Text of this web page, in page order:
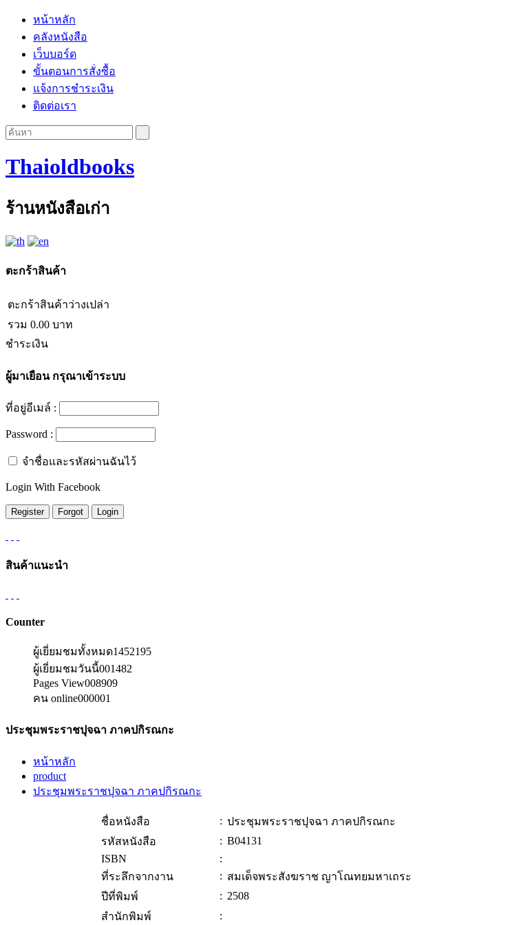
หน้าหลัก
คลังหนังสือ
เว็บบอร์ด
ขั้นตอนการสั่งซื้อ
แจ้งการชำระเงิน
ติดต่อเรา
Thaioldbooks
ร้านหนังสือเก่า
ตะกร้าสินค้า
ตะกร้าสินค้าว่างเปล่า
รวม 0.00 บาท
ชำระเงิน
ผู้มาเยือนกรุณาเข้าระบบ
ที่อยู่อีเมล์ :
Password :
จำชื่อและรหัสผ่านฉันไว้
Login With Facebook
สินค้าแนะนำ
Counter
ผู้เยี่ยมชมทั้งหมด1452195
ผู้เยี่ยมชมวันนี้001482
Pages View008909
คน online000001
ประชุมพระราชปุจฉา ภาคปกิรณกะ
หน้าหลัก
product
ประชุมพระราชปุจฉา ภาคปกิรณกะ
ชื่อหนังสือ : ประชุมพระราชปุจฉา ภาคปกิรณกะ
รหัสหนังสือ
: B04131
ISBN
:
ที่ระลึกจากงาน
: สมเด็จพระสังฆราช ญาโณทยมหาเถระ
ปีที่พิมพ์
: 2508
สำนักพิมพ์
: